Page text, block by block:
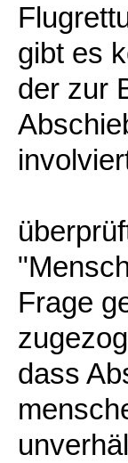
gibt es
der zur
Frage
dass